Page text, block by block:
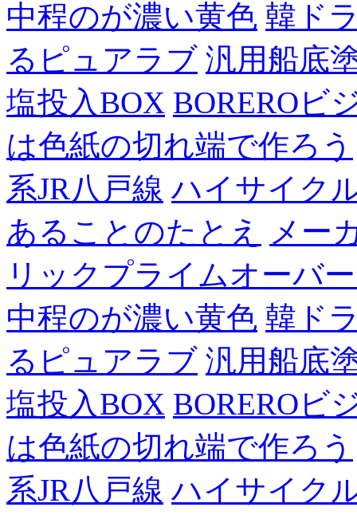
中程のが濃い黄色 韓ド
るピュアラブ 汎用船底
塩投入BOX BOREROビ
は色紙の切れ端で作ろう
系JR八戸線 ハイサイク
あることのたとえ
メー
リックプライムオーバ
中程のが濃い黄色 韓ド
るピュアラブ 汎用船底
塩投入BOX BOREROビ
は色紙の切れ端で作ろう
系JR八戸線 ハイサイク